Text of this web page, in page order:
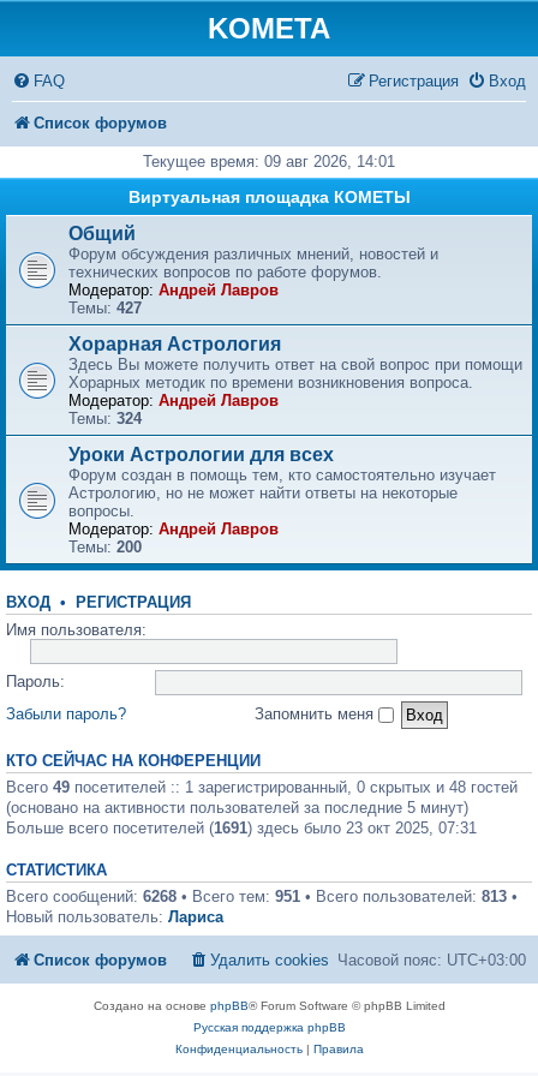
KOMETA
FAQ Вход
Регистрация
Список форумов
Текущее время: 09 авг 2026, 14:01
Виртуальная площадка КОМЕТЫ
Общий
Форум обсуждения различных мнений, новостей и
технических вопросов по работе форумов.
Модератор: Андрей Лавров
Темы: 427
Хорарная Астрология
Здесь Вы можете получить ответ на свой вопрос при помощи
Хорарных методик по времени возникновения вопроса.
Модератор: Андрей Лавров
Темы: 324
Уроки Астрологии для всех
Форум создан в помощь тем, кто самостоятельно изучает
Астрологию, но не может найти ответы на некоторые
вопросы.
Модератор: Андрей Лавров
Темы: 200
ВХОД • РЕГИСТРАЦИЯ
Имя пользователя:
Пароль:
Забыли пароль?
Запомнить меня
КТО СЕЙЧАС НА КОНФЕРЕНЦИИ
Всего 49 посетителей :: 1 зарегистрированный, 0 скрытых и 48 гостей
(основано на активности пользователей за последние 5 минут)
Больше всего посетителей (1691) здесь было 23 окт 2025, 07:31
СТАТИСТИКА
Всего сообщений: 6268 • Всего тем: 951 • Всего пользователей: 813 •
Новый пользователь: Лариса
Список форумов Часовой пояс: UTC+03:00
Удалить cookies
Создано на основе phpBB® Forum Software © phpBB Limited
Русская поддержка phpBB
Конфиденциальность| Правила